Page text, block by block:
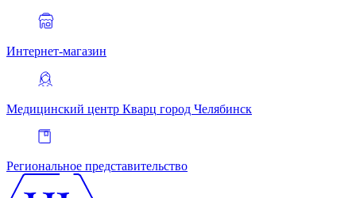
Интернет-магазин
Медицинский центр Кварц город Челябинск
Региональное представительство